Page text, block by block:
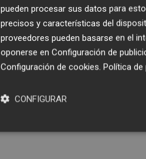
pueden procesar sus datos para
precisos y características del
proveedores pueden basarse en el
oponerse en Configuración de
Configuración de cookies. Política de
CONFIGURAR